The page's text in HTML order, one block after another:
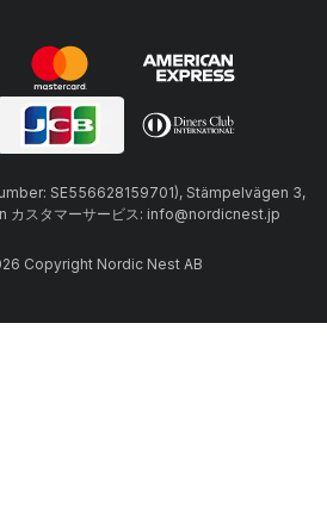
SE556628159701), Stämpelvägen 3,
カスタマーサービス: info@nordicnest.jp
Copyright Nordic Nest AB